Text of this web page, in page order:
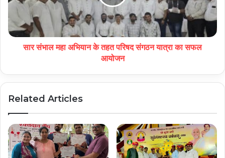
सार संभाल महा अभियान के तहत परिषद संगठन यात्रा का सफल
आयोजन
Related Articles